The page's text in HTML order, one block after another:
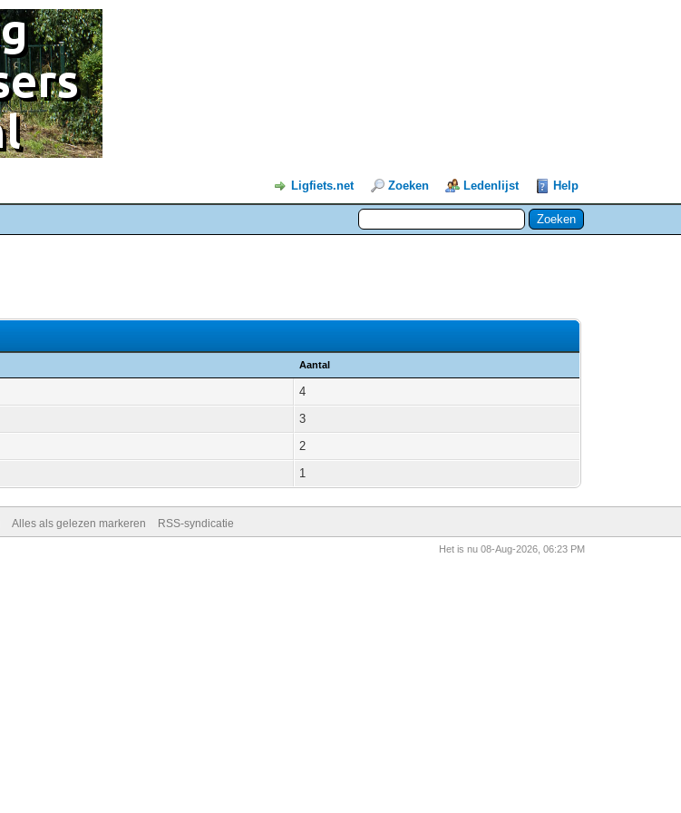
Ligfiets.net Zoeken Ledenlijst Help
Aantal
4
3
2
1
Alles als gelezen markeren RSS-syndicatie
Het is nu 08-Aug-2026, 06:23 PM